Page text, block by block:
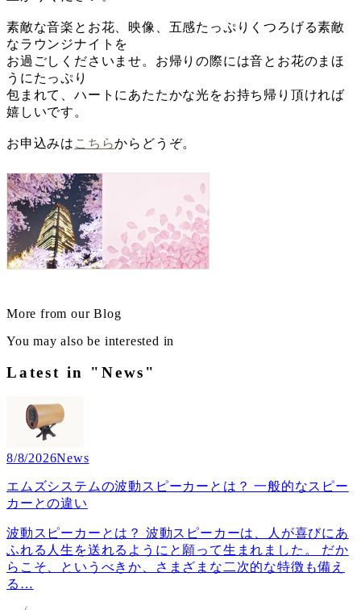
素敵な音楽とお花、映像、五感たっぷりくつろげる素敵
なラウンジナイトを
お過ごしくださいませ。お帰りの際には音とお花のまほ
うにたっぷり
包まれて、ハートにあたたかな光をお持ち帰り頂ければ
嬉しいです。
お申込みは こちらからどうぞ。
More from our Blog
You may also be interested in
Latest in "News"
8/8/2026News
エムズシステムの波動スピーカーとは？ 一般的なスピー
カーとの違い
波動スピーカーとは？ 波動スピーカーは、人が喜びにあ
ふれる人生を送れるようにと願って生まれました。 だか
らこそ、というべきか、さまざまな二次的な特徴も備え
る …